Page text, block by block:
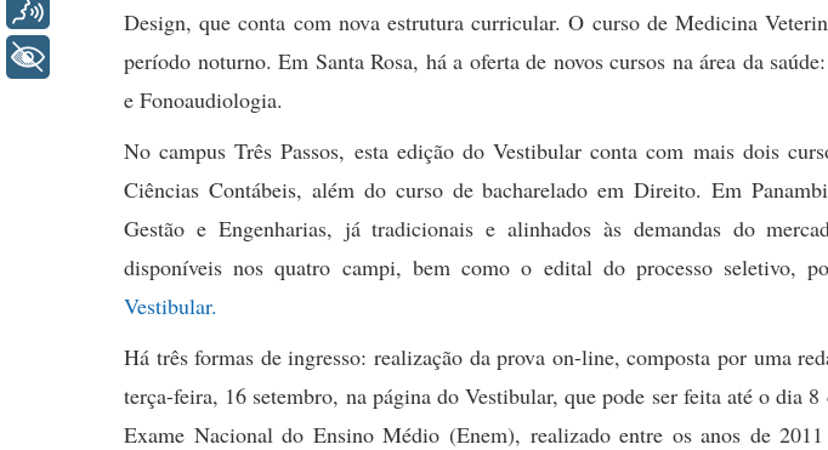
Design, que conta com nova estrutura curricular. O curso de Medicina
período noturno. Em Santa Rosa, há a oferta de novos cursos na área da
e Fonoaudiologia.
No campus Três Passos, esta edição do Vestibular conta com mais dois
Ciências Contábeis, além do curso de bacharelado em Direito. Em
Gestão e Engenharias, já tradicionais e alinhados às demandas do
disponíveis nos quatro campi, bem como o edital do processo seletivo,
Vestibular.
Há três formas de ingresso: realização da prova on-line, composta por uma
terça-feira, 16 setembro, na página do Vestibular, que pode ser feita até o dia
Exame Nacional do Ensino Médio (Enem), realizado entre os anos de
+ Acessibilidade